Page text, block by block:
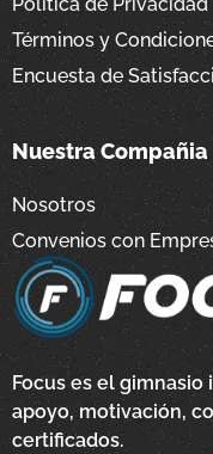
Focus es el
apoyo, motivación,
certificados.
Términos y
Encuesta de
Nuestra Compañia
Nosotros
Convenios con